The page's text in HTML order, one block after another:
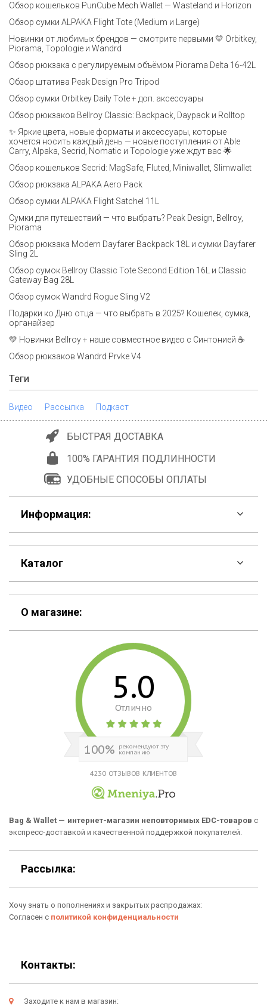
Обзор кошельков PunCube Mech Wallet — Wasteland и Horizon
Обзор сумки ALPAKA Flight Tote (Medium и Large)
Новинки от любимых брендов — смотрите первыми 💛 Orbitkey,
Piorama, Topologie и Wandrd
Обзор рюкзака с регулируемым объёмом Piorama Delta 16-42L
Обзор штатива Peak Design Pro Tripod
Обзор сумки Orbitkey Daily Tote + доп. аксессуары
Обзор рюкзаков Bellroy Classic: Backpack, Daypack и Rolltop
✨ Яркие цвета, новые форматы и аксессуары, которые
хочется носить каждый день — новые поступления от Able
Carry, Alpaka, Secrid, Nomatic и Topologie уже ждут вас 🌟
Обзор кошельков Secrid: MagSafe, Fluted, Miniwallet, Slimwallet
Обзор рюкзака ALPAKA Aero Pack
Обзор сумки ALPAKA Flight Satchel 11L
Сумки для путешествий — что выбрать? Peak Design, Bellroy,
Piorama
Обзор рюкзака Modern Dayfarer Backpack 18L и сумки Dayfarer
Sling 2L
Обзор сумок Bellroy Classic Tote Second Edition 16L и Classic
Gateway Bag 28L
Обзор сумок Wandrd Rogue Sling V2
Подарки ко Дню отца — что выбрать в 2025? Кошелек, сумка,
органайзер
💛 Новинки Bellroy + наше совместное видео с Синтонией ☕
Обзор рюкзаков Wandrd Prvke V4
Теги
Видео Рассылка Подкаст
БЫСТРАЯ ДОСТАВКА
100% ГАРАНТИЯ ПОДЛИННОСТИ
УДОБНЫЕ СПОСОБЫ ОПЛАТЫ
Информация:
F.A.Q
Контакты
Шоурум
Материалы
Способы оплаты
Подарочные сертификаты
Условия возврата
Оферта
Политика конфиденциальности
Личный кабинет
Каталог
Скидки
Кошельки
Для гаджетов
Аксессуары
Популярные товары
О магазине:
5.0
Отлично
100% рекомендуют эту
компанию
4230 ОТЗЫВОВ КЛИЕНТОВ
Bag & Wallet — интернет-магазин неповторимых EDC-товаров с
экспресс-доставкой и качественной поддержкой покупателей.
Рассылка:
Хочу знать о пополнениях и закрытых распродажах:
Согласен с политикой конфиденциальности
Контакты:
Заходите к нам в магазин: